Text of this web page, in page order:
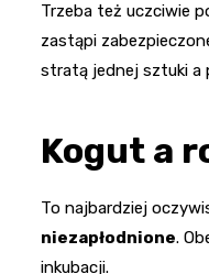
Trzeba też uczciwie
zastąpi
stratą jednej sztuki a
Kogut a
To najbardziej
niezapłodnione.
inkubacji.